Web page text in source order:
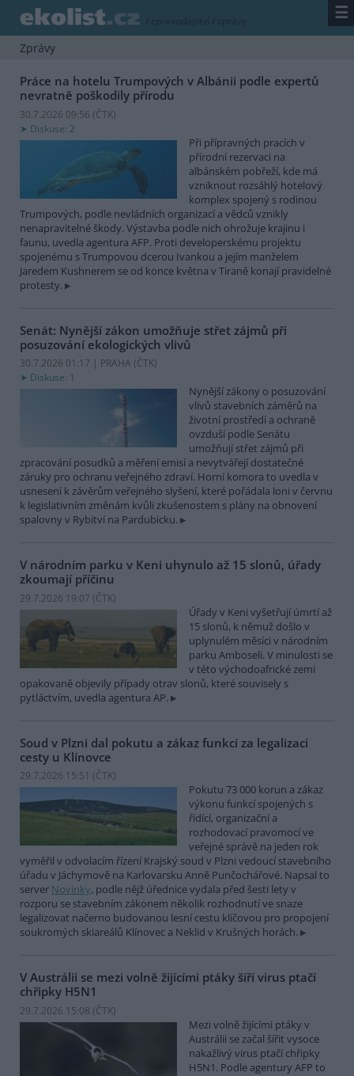
/ zpravodajství / zprávy ☰
Zprávy
Práce na hotelu Trumpových v Albánii podle expertů
nevratně poškodily přírodu
30.7.2026 09:56 (ČTK)
Diskuse: 2
Při přípravných pracích v
přírodní rezervaci na
albánském pobřeží, kde má
vzniknout rozsáhlý hotelový
komplex spojený s rodinou
Trumpových, podle nevládních organizací a vědců vznikly
nenapravitelné škody. Výstavba podle nich ohrožuje krajinu i
faunu, uvedla agentura AFP. Proti developerskému projektu
spojenému s Trumpovou dcerou Ivankou a jejím manželem
Jaredem Kushnerem se od konce května v Tiraně konají pravidelné
protesty.
Senát: Nynější zákon umožňuje střet zájmů při
posuzování ekologických vlivů
30.7.2026 01:17 | PRAHA (ČTK)
Diskuse: 1
Nynější zákony o posuzování
vlivů stavebních záměrů na
životní prostředí a ochraně
ovzduší podle Senátu
umožňují střet zájmů při
zpracování posudků a měření emisí a nevytvářejí dostatečné
záruky pro ochranu veřejného zdraví. Horní komora to uvedla v
usnesení k závěrům veřejného slyšení, které pořádala loni v červnu
k legislativním změnám kvůli zkušenostem s plány na obnovení
spalovny v Rybitví na Pardubicku.
V národním parku v Keni uhynulo až 15 slonů, úřady
zkoumají příčinu
29.7.2026 19:07 (ČTK)
Úřady v Keni vyšetřují úmrtí až
15 slonů, k němuž došlo v
uplynulém měsíci v národním
parku Amboseli. V minulosti se
v této východoafrické zemi
opakovaně objevily případy otrav slonů, které souvisely s
pytláctvím, uvedla agentura AP.
Soud v Plzni dal pokutu a zákaz funkcí za legalizaci
cesty u Klínovce
29.7.2026 15:51 (ČTK)
Pokutu 73 000 korun a zákaz
výkonu funkcí spojených s
řídící, organizační a
rozhodovací pravomocí ve
veřejné správě na jeden rok
vyměřil v odvolacím řízení Krajský soud v Plzni vedoucí stavebního
úřadu v Jáchymově na Karlovarsku Anně Punčochářové. Napsal to
server Novinky, podle nějž úřednice vydala před šesti lety v
rozporu se stavebním zákonem několik rozhodnutí ve snaze
legalizovat načerno budovanou lesní cestu klíčovou pro propojení
soukromých skiareálů Klínovec a Neklid v Krušných horách.
V Austrálii se mezi volně žijícími ptáky šíří virus ptačí
chřipky H5N1
29.7.2026 15:08 (ČTK)
Mezi volně žijícími ptáky v
Austrálii se začal šířit vysoce
nakažlivý virus ptačí chřipky
H5N1. Podle agentury AFP to